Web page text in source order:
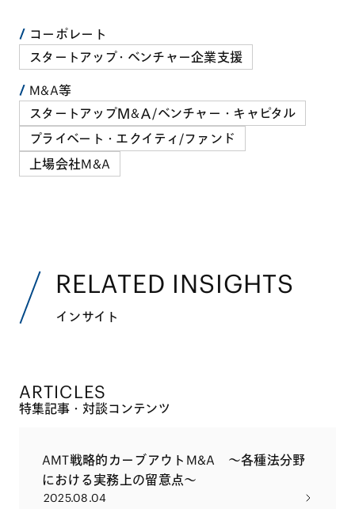
コーポレート
スタートアップ・ベンチャー企業支援
M&A等
スタートアップＭ&Ａ/ベンチャー・キャピタル
プライベート・エクイティ/ファンド
上場会社M&A
RELATED INSIGHTS
インサイト
ARTICLES
特集記事・対談コンテンツ
AMT戦略的カーブアウトM&A ～各種法分野
における実務上の留意点～
2025.08.04